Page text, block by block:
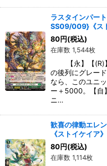
ラスタインパー
SS09/009}《ス
80円(税込)
在庫数 1,544枚
【永】【(R)】
の後列にグレー
なら、このユニ
ー＋5000。【自
ニ…
歓喜の律動エレ
《ストイケイア》
80円(税込)
在庫数 1,114枚